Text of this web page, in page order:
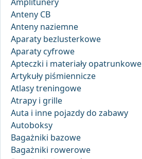
Anteny CB
Anteny naziemne
Aparaty bezlusterkowe
Aparaty cyfrowe
Apteczki i materiały opatrunkowe
Artykuły piśmiennicze
Atlasy treningowe
Atrapy i grille
Auta i inne pojazdy do zabawy
Autoboksy
Bagażniki bazowe
Bagażniki rowerowe